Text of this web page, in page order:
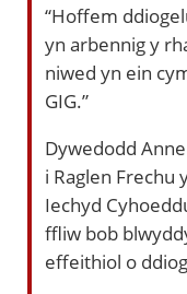
“Hoffem
yn arbennig y
niwed yn ein
GIG.”
Dywedodd
i Raglen Frechu
Iechyd
ffliw bob
effeithiol o